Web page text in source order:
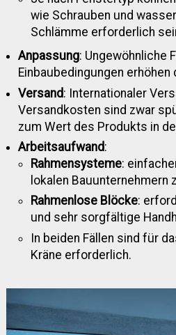
wie Schrauben und
Schlämme erforderlich
Anpassung: Ungewöhnliche
Einbaubedingungen erhöhen
Versand: Internationaler
Versandkosten sind zwar
zum Wert des Produkts in
Arbeitsaufwand:
Rahmensysteme:
lokalen Bauunternehmern
Rahmenlose Blöcke:
und sehr sorgfältige
In beiden Fällen sind für
Kräne erforderlich.